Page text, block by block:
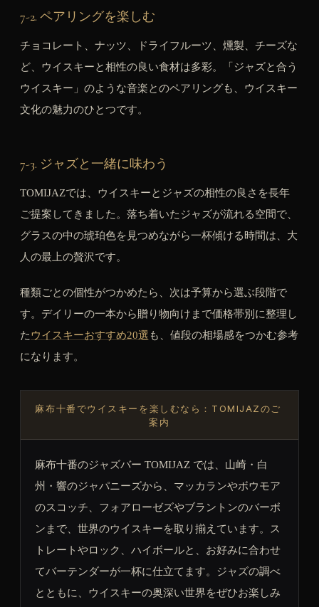
7-2. ペアリングを楽しむ
チョコレート、ナッツ、ドライフルーツ、燻製、チーズな
ど、ウイスキーと相性の良い食材は多彩。「ジャズと合う
ウイスキー」のような音楽とのペアリングも、ウイスキー
文化の魅力のひとつです。
7-3. ジャズと一緒に味わう
TOMIJAZでは、ウイスキーとジャズの相性の良さを長年
ご提案してきました。落ち着いたジャズが流れる空間で、
グラスの中の琥珀色を見つめながら一杯傾ける時間は、大
人の最上の贅沢です。
種類ごとの個性がつかめたら、次は予算から選ぶ段階で
す。デイリーの一本から贈り物向けまで価格帯別に整理し
たウイスキーおすすめ20選 も、値段の相場感をつかむ参考
になります。
麻布十番でウイスキーを楽しむなら：TOMIJAZのご
案内
麻布十番のジャズバー TOMIJAZ では、山崎・白
州・響のジャパニーズから、マッカランやボウモア
のスコッチ、フォアローゼズやブラントンのバーボ
ンまで、世界のウイスキーを取り揃えています。ス
トレートやロック、ハイボールと、お好みに合わせ
てバーテンダーが一杯に仕立てます。ジャズの調べ
とともに、ウイスキーの奥深い世界をぜひお楽しみ